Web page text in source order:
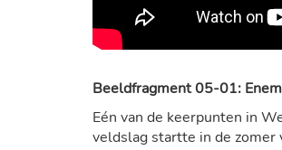
Beeldfragment 05-01:
Eén van de keerpunten in
veldslag startte in de